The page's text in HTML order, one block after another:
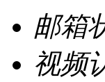
邮箱
视频